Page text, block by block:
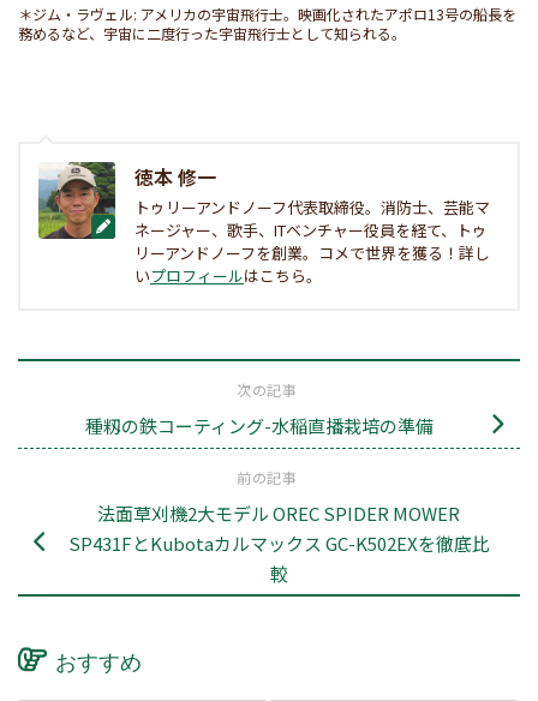
＊ジム・ラヴェル: アメリカの宇宙飛行士。映画化されたアポロ13号の船長を
務めるなど、宇宙に二度行った宇宙飛行士として知られる。
徳本 修一
トゥリーアンドノーフ代表取締役。消防士、芸能マ
ネージャー、歌手、ITベンチャー役員を経て、トゥ
リーアンドノーフを創業。コメで世界を獲る！詳し
いプロフィールはこちら。
次の記事
種籾の鉄コーティング-水稲直播栽培の準備
前の記事
法面草刈機2大モデル OREC SPIDER MOWER
SP431FとKubotaカルマックス GC-K502EXを徹底比
較
おすすめ